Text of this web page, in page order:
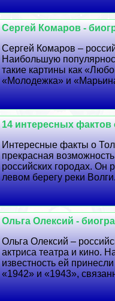
Сергeй Комаров -
Сергeй Комаров –
Наибольшую
такие картины как
«Молодежка» и
14 интересных фактов
Интересные факты о
прекрасная
российских городах. Он
левом берегу реки
Ольга Олексий -
Ольга Олексий –
актриса театра и кино.
известность ей
«1942» и «1943»,